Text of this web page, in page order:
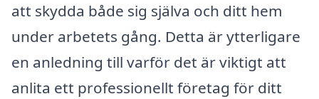
att skydda både sig själva och ditt hem
under arbetets gång. Detta är ytterligare
en anledning till varför det är viktigt att
anlita ett professionellt företag för ditt